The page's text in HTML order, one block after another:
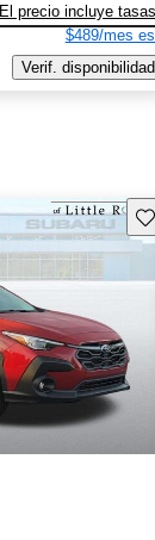
El precio incluye tasas
$489/mes
Verif. disponibilidad